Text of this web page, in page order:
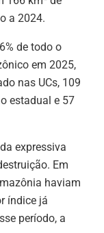
a 2024.
de todo o
em 2025,
nas UCs, 109
estadual e 57
expressiva
Em
haviam
índice já
período, a